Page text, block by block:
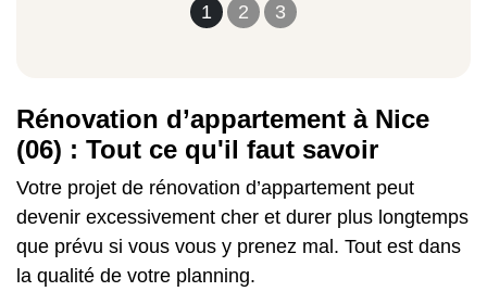
1 2 3
Rénovation d’appartement à Nice
(06) : Tout ce qu'il faut savoir
Votre projet de rénovation d’appartement peut
devenir excessivement cher et durer plus longtemps
que prévu si vous vous y prenez mal. Tout est dans
la qualité de votre planning.